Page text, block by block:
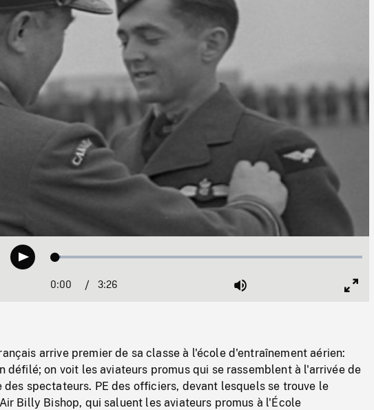
Play Loaded:
Current
0:00 / 3:26 Mute
arrive premier de sa classe à l'école d'entraînement aérien:
défilé; on voit les aviateurs promus qui se rassemblent à l'arrivée de
des spectateurs. PE des officiers, devant lesquels se trouve le
Billy Bishop, qui saluent les aviateurs promus à l'École